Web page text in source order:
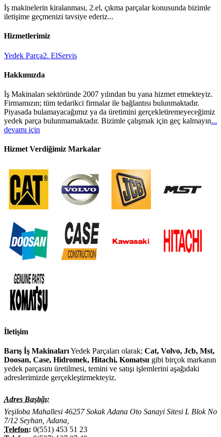
İş makinelerin kiralanması, 2.el, çıkma parçalar konusunda bizimle
iletişime geçmenizi tavsiye ederiz...
Hizmetlerimiz
Yedek Parça2. ElServis
Hakkımızda
İş Makinaları sektöründe 2007 yılından bu yana hizmet etmekteyiz.
Firmamızın; tüm tedarikci firmalar ile bağlantısı bulunmaktadır.
Piyasada bulamayacağımız ya da üretimini gerçekletiremeyeceğimiz
yedek parça bulunmamaktadır. Bizimle çalışmak için geç kalmayın...
devamı için
Hizmet Verdiğimiz Markalar
İletişim
Barış İş MakinalarıYedek Parçaları olarak; Cat, Volvo, Jcb, Mst,
Doosan, Case, Hidromek, Hitachi, Komatsu gibi birçok markanın
yedek parçasını üretilmesi, temini ve satışı işlemlerini aşağıdaki
adreslerimizde gerçekleştirmekteyiz.
Adres Başlığı:
Yeşiloba Mahallesi 46257 Sokak Adana Oto Sanayi Sitesi L Blok No
7/12 Seyhan, Adana,
Telefon: 0(551) 453 51 23